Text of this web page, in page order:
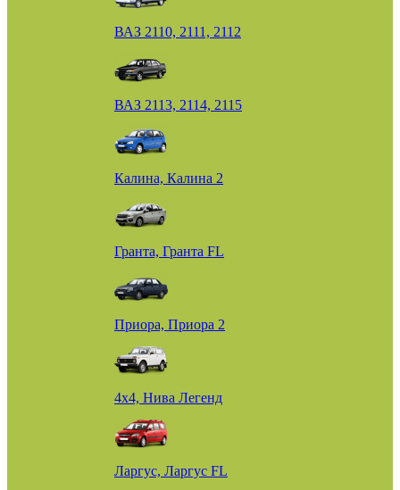
ВАЗ 2110, 2111, 2112
ВАЗ 2113, 2114, 2115
Калина, Калина 2
Гранта, Гранта FL
Приора, Приора 2
4х4, Нива Легенд
Ларгус, Ларгус FL